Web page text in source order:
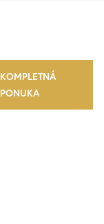
KOMPLETNÁ
PONUKA